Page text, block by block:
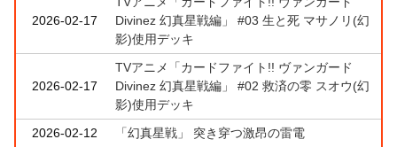
2026-02-17
Divinez 幻真星戦編」 #03 生と死 マサノリ(幻
影)使用デッキ
2026-02-17
TVアニメ「カードファイト!! ヴァンガード
Divinez 幻真星戦編」 #02 救済の零 スオウ(幻
影)使用デッキ
2026-02-12
「幻真星戦」 突き穿つ激昂の雷電